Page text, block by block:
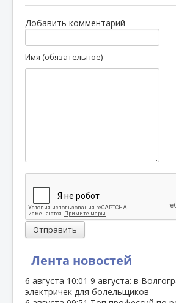
Лента новостей
6 августа 10:01 9 августа: в
электричек для болельщиков
Добавить комментарий
Имя (обязательное)
Отправить